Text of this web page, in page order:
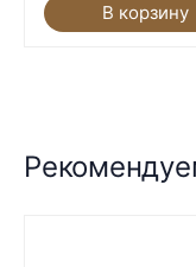
В корзину